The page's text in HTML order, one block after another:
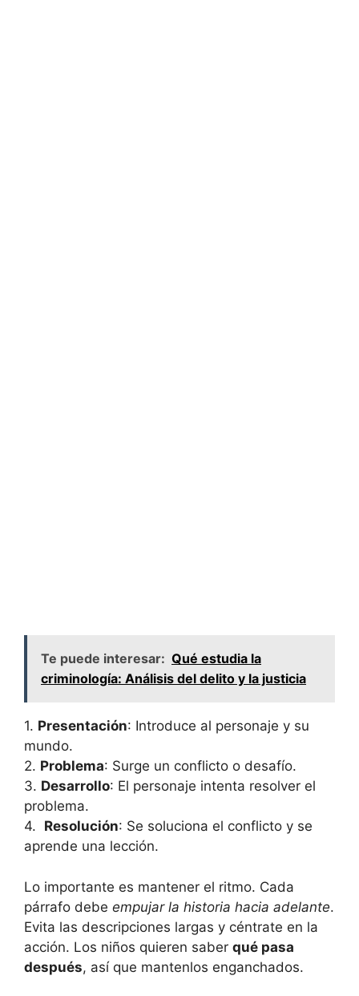
Te puede interesar: Qué estudia la
criminología: Análisis del delito y la justicia
1.‍ Presentación: Introduce ⁤al personaje ‍y su​
mundo.
2. Problema: Surge‌ un conflicto ‌o ⁣desafío.
3. Desarrollo: El personaje intenta resolver el
problema.
4. ‌ Resolución:‌ Se soluciona el conflicto y‌ se
aprende una lección.
Lo importante ​es​ mantener ‌el‌ ritmo. Cada
párrafo ⁣debe empujar ​la‌ historia‌ hacia adelante.
Evita⁢ las⁢ descripciones largas y⁤ céntrate​ en⁤ la
acción. ⁤Los‌ niños quieren saber qué pasa
después, ​así que ‌mantenlos enganchados.